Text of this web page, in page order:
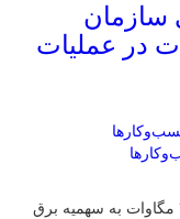
سازمان
در عملیات
معاون وزیر صمت، گفت: مقرر شد ۳۰۰ تا ۴۰۰ مگاوات به سهمیه برق